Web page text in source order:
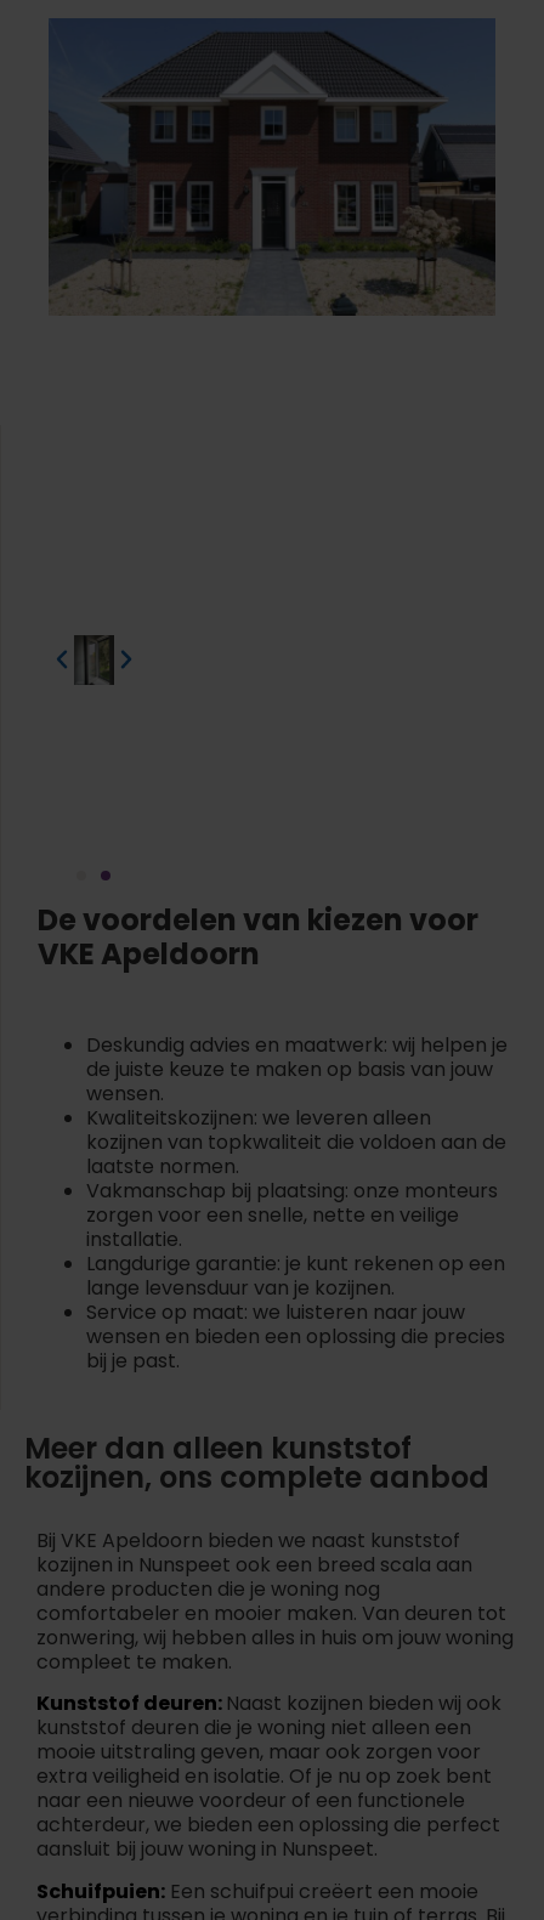
De voordelen van kiezen voor
VKE Apeldoorn
Deskundig advies en maatwerk: wij helpen je
de juiste keuze te maken op basis van jouw
wensen.
Kwaliteitskozijnen: we leveren alleen
kozijnen van topkwaliteit die voldoen aan de
laatste normen.
Vakmanschap bij plaatsing: onze monteurs
zorgen voor een snelle, nette en veilige
installatie.
Langdurige garantie: je kunt rekenen op een
lange levensduur van je kozijnen.
Service op maat: we luisteren naar jouw
wensen en bieden een oplossing die precies
bij je past.
Meer dan alleen kunststof
kozijnen, ons complete aanbod
Bij VKE Apeldoorn bieden we naast kunststof
kozijnen in Nunspeet ook een breed scala aan
andere producten die je woning nog
comfortabeler en mooier maken. Van deuren tot
zonwering, wij hebben alles in huis om jouw woning
compleet te maken.
Kunststof deuren: Naast kozijnen bieden wij ook
kunststof deuren die je woning niet alleen een
mooie uitstraling geven, maar ook zorgen voor
extra veiligheid en isolatie. Of je nu op zoek bent
naar een nieuwe voordeur of een functionele
achterdeur, we bieden een oplossing die perfect
aansluit bij jouw woning in Nunspeet.
Schuifpuien: Een schuifpui creëert een mooie